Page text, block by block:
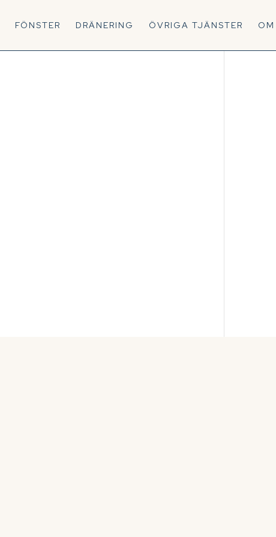
FÖNSTER DRÄNERING ÖVRIGA TJÄNSTER